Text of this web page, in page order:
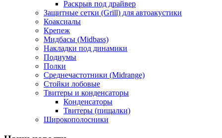
Раскрыв под драйвер
Защитные сетки (Grill) для автоакустики
Коаксиалы
Крепеж
Мидбасы (Midbass)
Накладки под динамики
Подиумы
Полки
Среднечастотники (Midrange)
Стойки лобовые
Твитеры и конденсаторы
Конденсаторы
Твитеры (пищалки)
Широкополосники